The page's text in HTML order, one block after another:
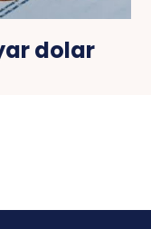
dolar